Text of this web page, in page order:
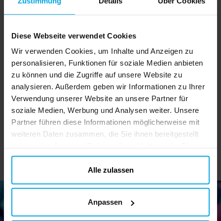
Diese Webseite verwendet Cookies
Wir verwenden Cookies, um Inhalte und Anzeigen zu
personalisieren, Funktionen für soziale Medien anbieten
zu können und die Zugriffe auf unsere Website zu
analysieren. Außerdem geben wir Informationen zu Ihrer
Verwendung unserer Website an unsere Partner für
soziale Medien, Werbung und Analysen weiter. Unsere
Partner führen diese Informationen möglicherweise mit
weiteren Daten zusammen, die Sie ihnen bereitgestellt
gesammelt haben. Ihre Einwilligung können Sie jederzeit.
Alle zulassen
Anpassen
Paw Patrol Skye
Schlüsselanhänger
Preis :2,49 €
2,49 €
IN DEN KORB
Paw Patrol Chase
Schlüsselanhänger
Preis:2,49 €
2,49 €
IN DEN KORB